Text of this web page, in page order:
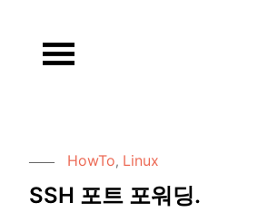
content
HowTo, Linux
SSH 포트 포워딩.